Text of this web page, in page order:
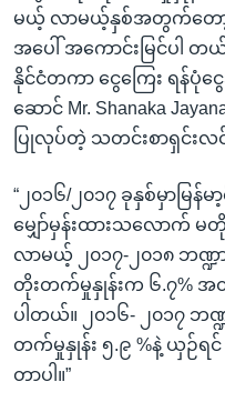
မယ့် လာမယ့်နှစ်အတွက်တော့ မ
အပေါ် အကောင်းမြင်ပါ
နိုင်ငံတကာ ငွေကြေး ရန်ပုံငွ
ဆောင် Mr. Shanaka
ပြုလုပ်တဲ့ သတင်းစာရှင်းလင်
“၂၀၁၆/၂၀၁၇ ခုနှစ်မှာမြန်
မျှော်မှန်းထားသလောက် မ
လာမယ့် ၂၀၁၇-၂၀၁၈ ဘဏ္ဍာ
တိုးတက်မှုနှုန်းက ၆.၇% အ
ပါတယ်။ ၂၀၁၆- ၂၀၁၇ ဘဏ္
တက်မှုနှုန်း ၅.၉ %နဲ့ ယှဉ်ရ
တာပါ။”